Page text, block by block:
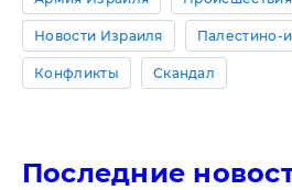
Новости Израиля Палестино-
Конфликты Скандал
Последние